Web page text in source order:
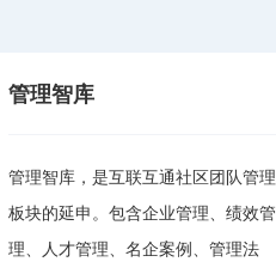
管理智库
管理智库，是互联互通社区团队管理
板块的延申。包含企业管理、绩效管
理、人才管理、名企案例、管理法